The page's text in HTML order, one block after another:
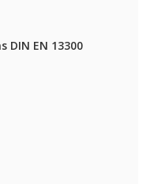
DIN EN 13300